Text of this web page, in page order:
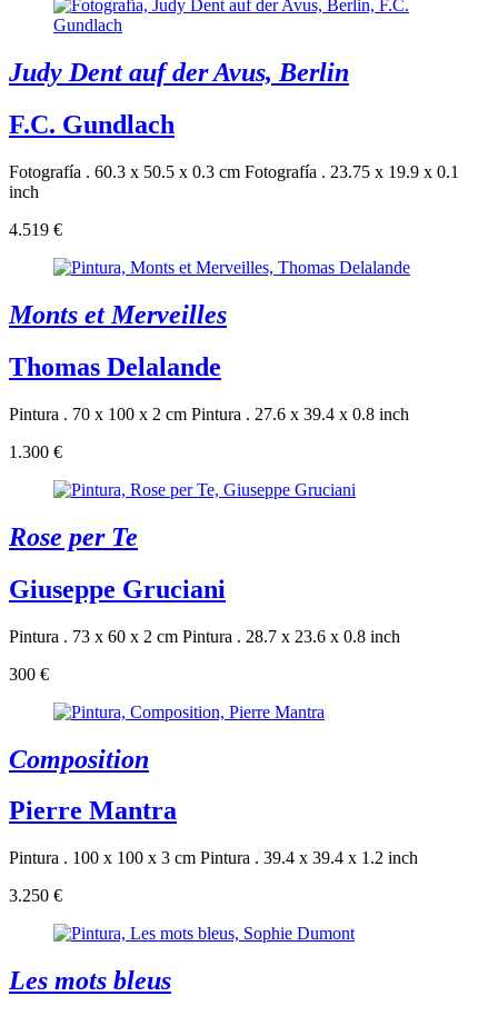
Judy Dent auf der Avus, Berlin
F.C. Gundlach
Fotografía . 60.3 x 50.5 x 0.3 cm Fotografía . 23.75 x 19.9 x 0.1
inch
4.519 €
Monts et Merveilles
Thomas Delalande
Pintura . 70 x 100 x 2 cm Pintura . 27.6 x 39.4 x 0.8 inch
1.300 €
Rose per Te
Giuseppe Gruciani
Pintura . 73 x 60 x 2 cm Pintura . 28.7 x 23.6 x 0.8 inch
300 €
Composition
Pierre Mantra
Pintura . 100 x 100 x 3 cm Pintura . 39.4 x 39.4 x 1.2 inch
3.250 €
Les mots bleus